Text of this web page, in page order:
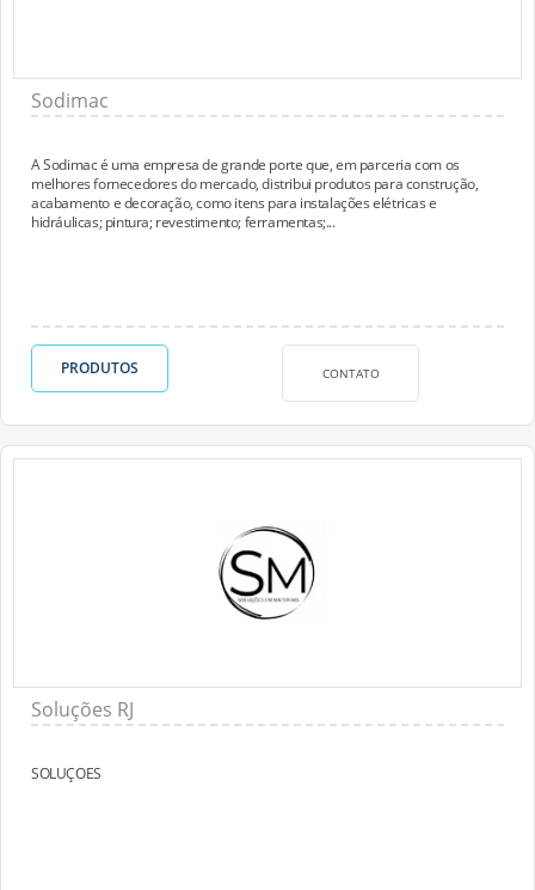
Sodimac
A Sodimac é uma empresa de grande porte que, em parceria com os
melhores fornecedores do mercado, distribui produtos para construção,
acabamento e decoração, como itens para instalações elétricas e
hidráulicas; pintura; revestimento; ferramentas;...
PRODUTOS CONTATO
Soluções RJ
SOLUÇOES